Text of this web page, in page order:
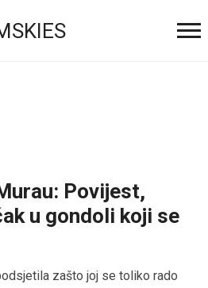
Povijest,
u gondoli koji se
zašto joj se toliko rado